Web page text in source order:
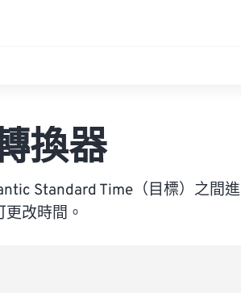
換器
Standard Time（目標）之間進
改時間。